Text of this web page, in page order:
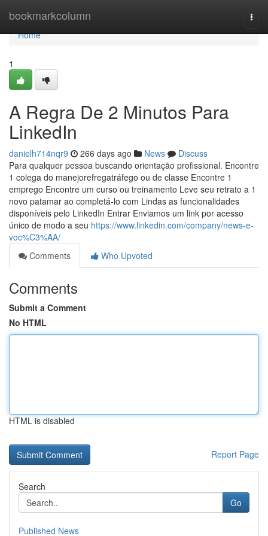
bookmarkcolumn
Home
Home
1
A Regra De 2 Minutos Para
LinkedIn
danielh714nqr9 266 days ago News
Discuss
Para qualquer pessoa buscando orientação profissional. Encontre
1 colega do manejorefregatráfego ou de classe Encontre 1
emprego Encontre um curso ou treinamento Leve seu retrato a 1
novo patamar ao completá-lo com Lindas as funcionalidades
disponíveis pelo LinkedIn Entrar Enviamos um link por acesso
único de modo a seu https://www.linkedin.com/company/news-e-
voc%C3%AA/
Comments
Who Upvoted
Comments
Submit a Comment
No HTML
HTML is disabled
Report Page
Search
Go
Published News